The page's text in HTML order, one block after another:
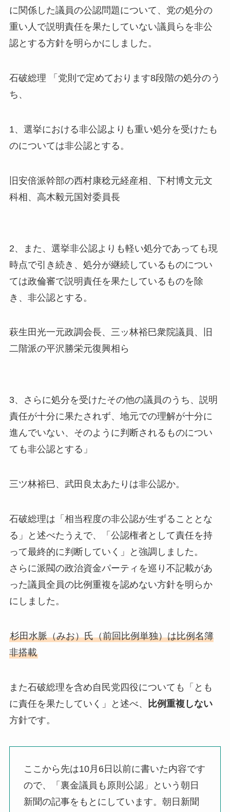
に関係した議員の公認問題について、党の処分の
重い人で説明責任を果たしていない議員らを非公
認とする方針を明らかにしました。
石破総理 「党則で定めております8段階の処分のう
ち、
1、選挙における非公認よりも重い処分を受けたも
のについては非公認とする。
旧安倍派幹部の西村康稔元経産相、下村博文元文
科相、高木毅元国対委員長
2、また、選挙非公認よりも軽い処分であっても現
時点で引き続き、処分が継続しているものについ
ては政倫審で説明責任を果たしているものを除
き、非公認とする。
萩生田光一元政調会長、三ッ林裕巳衆院議員、旧
二階派の平沢勝栄元復興相ら
3、さらに処分を受けたその他の議員のうち、説明
責任が十分に果たされず、地元での理解が十分に
進んでいない、そのように判断されるものについ
ても非公認とする」
三ツ林裕巳、武田良太あたりは非公認か。
石破総理は「相当程度の非公認が生ずることとな
る」と述べたうえで、「公認権者として責任を持
って最終的に判断していく」と強調しました。
さらに派閥の政治資金パーティを巡り不記載があ
った議員全員の比例重複を認めない方針を明らか
にしました。
杉田水脈（みお）氏（前回比例単独）は比例名簿
非搭載
また石破総理を含め自民党四役についても「とも
に責任を果たしていく」と述べ、
比例重複しない
方針です。
ここから先は10月6日以前に書いた内容です
ので、「裏金議員も原則公認」という朝日
新聞の記事をもとにしています。朝日新聞